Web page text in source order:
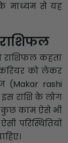
माध्यम से यह
राशिफल कहता
को लेकर
(Makar rashi
राशि के लोग
कुछ काम ऐसे भी
परिस्थितियों